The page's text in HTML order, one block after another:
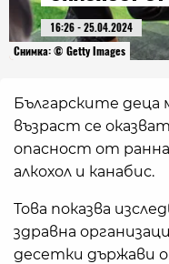
16:26 - 25.04.2024
Снимка: © Getty Images
Българските деца
възраст се
опасност от
алкохол и канабис.
Това показва
здравна
десетки държави